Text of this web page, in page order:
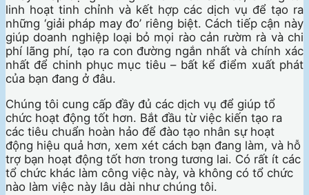
linh hoạt tinh chỉnh và kết hợp các dịch vụ để tạo ra
những ‘giải pháp may đo’ riêng biệt. Cách tiếp cận này
giúp doanh nghiệp loại bỏ mọi rào cản rườm rà và chi
phí lãng phí, tạo ra con đường ngắn nhất và chính xác
nhất để chinh phục mục tiêu – bất kể điểm xuất phát
của bạn đang ở đâu.
Chúng tôi cung cấp đầy đủ các dịch vụ để giúp tổ
chức hoạt động tốt hơn. Bắt đầu từ việc kiến tạo ra
các tiêu chuẩn hoàn hảo để đào tạo nhân sự hoạt
động hiệu quả hơn, xem xét cách bạn đang làm, và hỗ
trợ bạn hoạt động tốt hơn trong tương lai. Có rất ít các
tổ chức khác làm công việc này, và không có tổ chức
nào làm việc này lâu dài như chúng tôi.